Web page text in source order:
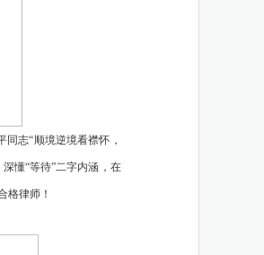
同志“顺境逆境看襟怀，
懂“等待”二字内涵，在
格律师！